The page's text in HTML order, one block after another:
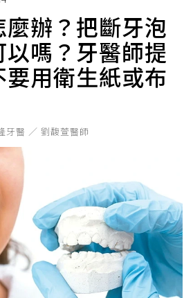
辦？把斷牙泡
嗎？牙醫師提
用衛生紙或布
牙醫 ／ 劉馥萱醫師